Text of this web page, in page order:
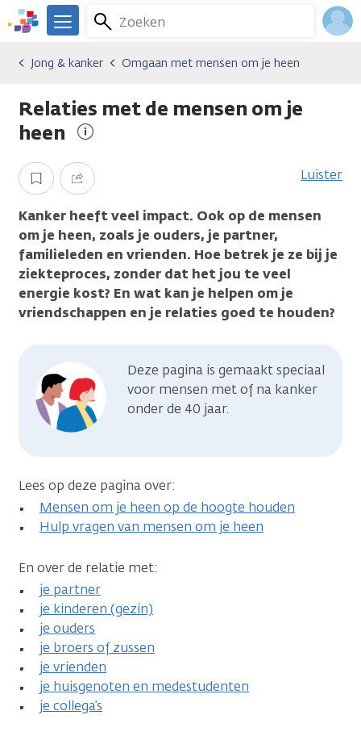
Overslaan
en
gaan
We
er
je.
Kanker.nl
Zoeken
Menu
Algemene onderwerpen
Jong & kanker
Omgaan met mensen om je heen
Jong & kanker Omgaan met mensen om je heen
Relaties met de mensen om je
heen
informatie
Opslaan Delen Luister
Kanker heeft veel impact. Ook op de mensen
om je heen, zoals je ouders, je partner,
familieleden en vrienden. Hoe betrek je ze bij je
ziekteproces, zonder dat het jou te veel
energie kost? En wat kan je helpen om je
vriendschappen en je relaties goed te houden?
Deze pagina is gemaakt speciaal
voor mensen met of na kanker
onder de 40 jaar.
Lees op deze pagina over:
Mensen om je heen op de hoogte houden
Hulp vragen van mensen om je heen
En over de relatie met:
je partner
je kinderen (gezin)
je ouders
je broers of zussen
je vrienden
je huisgenoten en medestudenten
je collega’s